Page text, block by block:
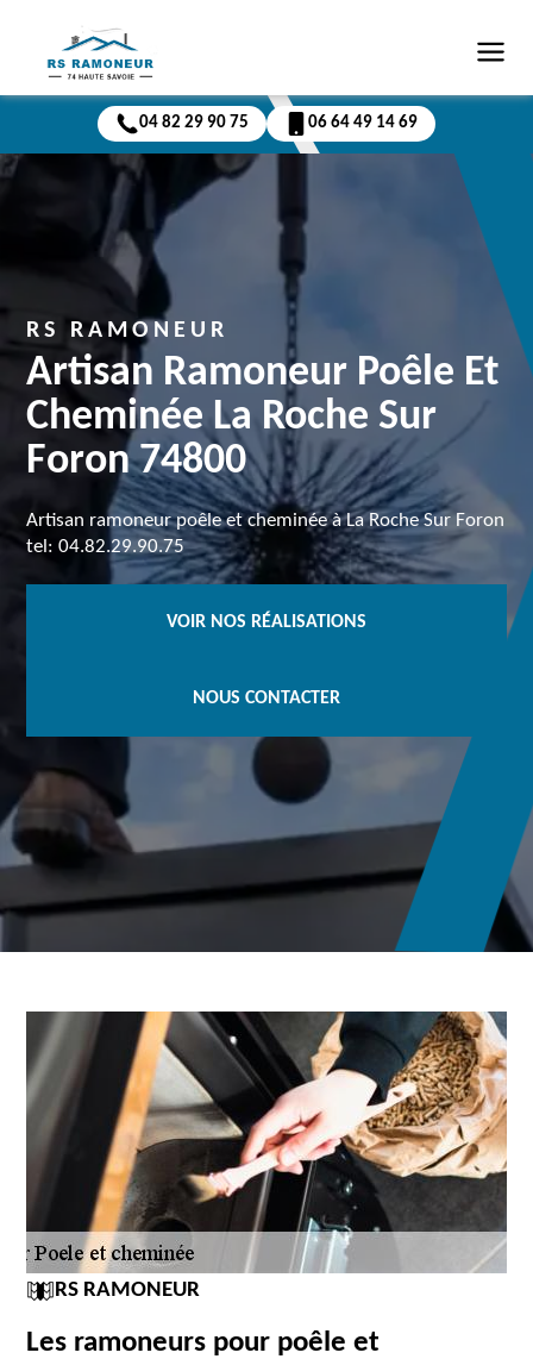
04 82 29 90 75 06 64 49 14 69
RS RAMONEUR
Artisan Ramoneur Poêle Et
Cheminée La Roche Sur
Foron 74800
Artisan ramoneur poêle et cheminée à La Roche Sur Foron
tel: 04.82.29.90.75
VOIR NOS RÉALISATIONS
NOUS CONTACTER
RS RAMONEUR
Les ramoneurs pour poêle et